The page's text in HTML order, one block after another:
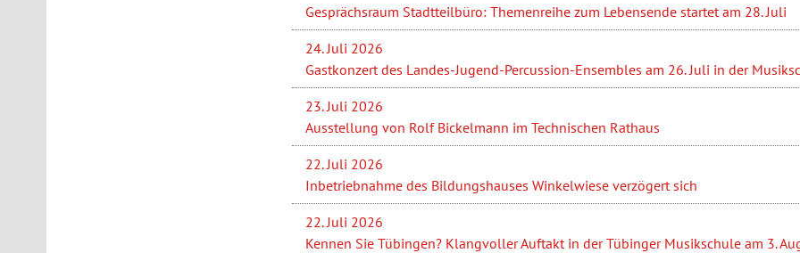
Gesprächsraum Stadtteilbüro: Themenreihe zum Lebensende startet am 28. Juli
24. Juli 2026
Gastkonzert des Landes-Jugend-Percussion-Ensembles am 26. Juli in der
23. Juli 2026
Ausstellung von Rolf Bickelmann im Technischen Rathaus
22. Juli 2026
Inbetriebnahme des Bildungshauses Winkelwiese verzögert sich
22. Juli 2026
Kennen Sie Tübingen? Klangvoller Auftakt in der Tübinger Musikschule am 3.